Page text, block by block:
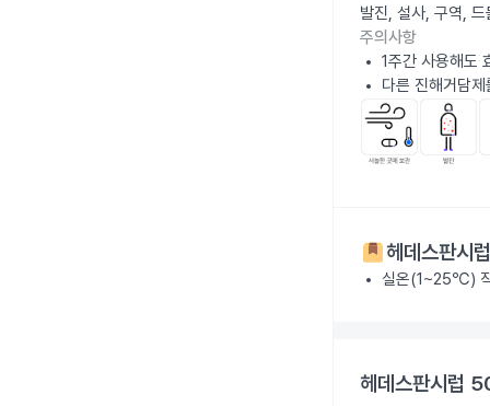
발진, 설사, 구역,
주의사항
1주간 사용해도
다른 진해거담
헤데스판시
실온(1~25℃) 직
헤데스판시럽